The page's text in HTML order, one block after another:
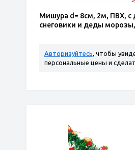
Мишура d= 8см, 2м, ПВХ, с
снеговики и деды
Авторизуйтесь, чтобы
персональные цены и